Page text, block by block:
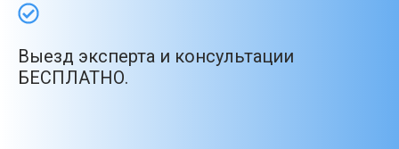
Выезд эксперта и консультации
БЕСПЛАТНО.